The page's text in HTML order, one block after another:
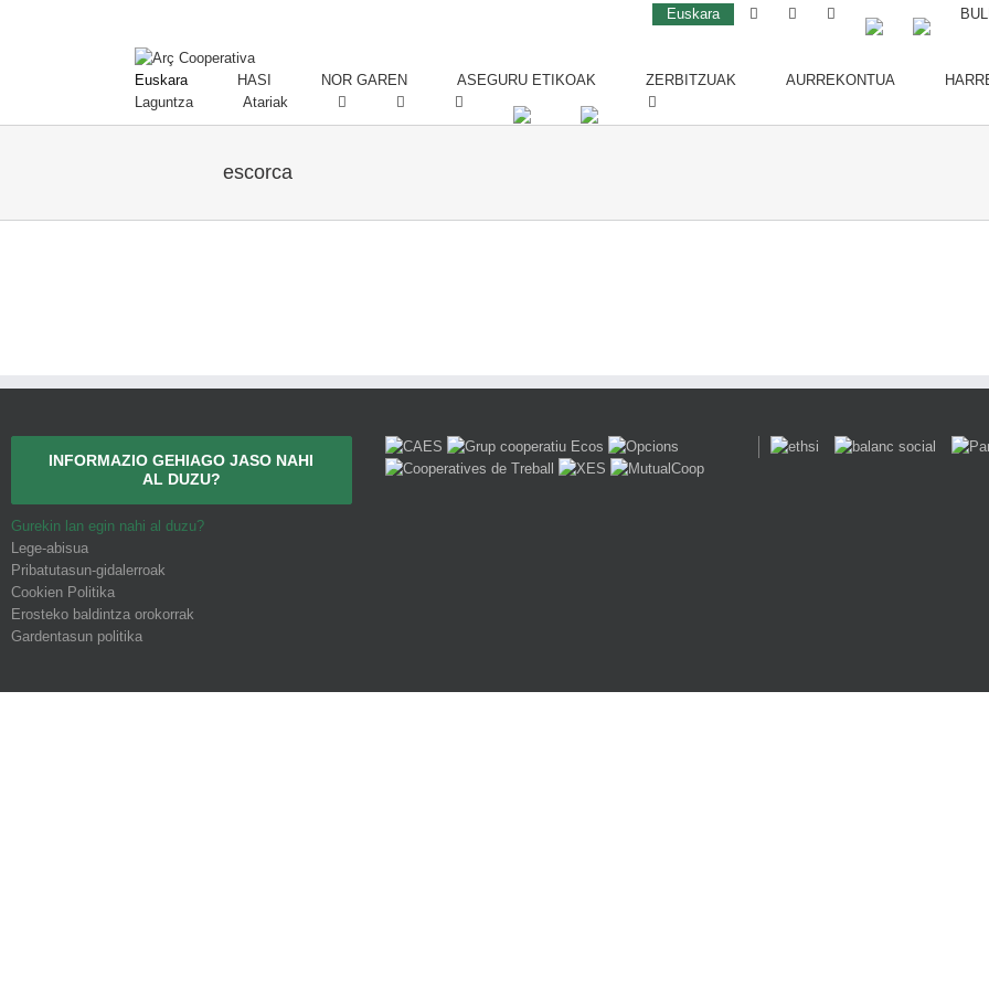
Euskara
Euskara HASI NOR GAREN ASEGURU ETIKOAK ZERBITZUAK AURREKONTUA
Laguntza
Atariak
escorca
INFORMAZIO GEHIAGO JASO NAHI
AL DUZU?
Gurekin lan egin nahi al duzu?
Lege-abisua
Pribatutasun-gidalerroak
Cookien Politika
Erosteko baldintza orokorrak
Gardentasun politika